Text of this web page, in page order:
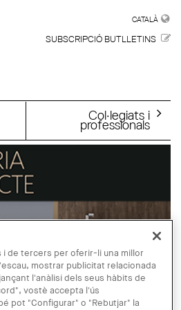
CATALÀ
SUBSCRIPCIÓ BUTLLETINS
Col·legiats i
professionals
de tercers per oferir-li una millor
mostrar publicitat relacionada
l'anàlisi dels seus hàbits de
vostè accepta l'ús
pot "Configurar" o "Rebutjar" la